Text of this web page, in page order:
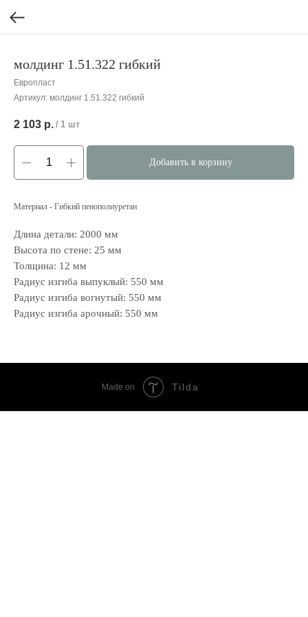
молдинг 1.51.322 гибкий
Европласт
Артикул: молдинг 1.51.322 гибкий
2 103 р. / 1 шт
Добавить в корзину
Материал - Гибкий пенополиуретан
Длина детали: 2000 мм
Высота по стене: 25 мм
Толщина: 12 мм
Радиус изгиба выпуклый: 550 мм
Радиус изгиба вогнутый: 550 мм
Радиус изгиба арочный: 550 мм
Made on Tilda